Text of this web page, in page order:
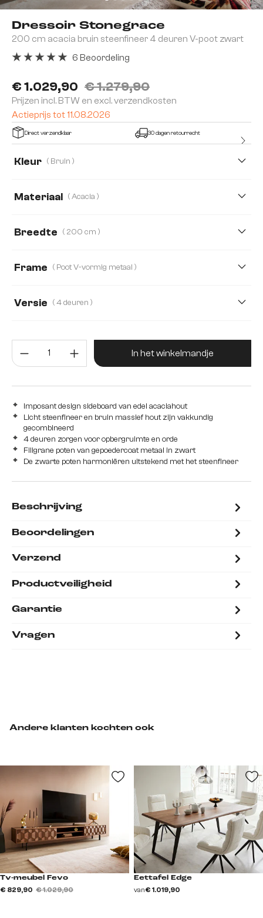
Dressoir Stonegrace
200 cm acacia bruin steenfineer 4 deuren V-poot zwart
€ 1.029,90 € 1.279,90
Prijzen incl. BTW en excl. verzendkosten
Actieprijs tot 11.08.2026
6 Beoordeling
Direct verzendklaar 30 dagen retourrecht
Kleur ( Bruin )
Materiaal ( Acacia )
Breedte ( 200 cm )
Frame ( Poot V-vormig metaal )
Versie ( 4 deuren )
4 deuren, 1 vak Producthoeveelheid: Voer de
In het winkelmandje
Imposant design sideboard van edel acaciahout
Licht steenfineer en bruin massief hout zijn vakkundig
gecombineerd
4 deuren zorgen voor opbergruimte en orde
Filigrane poten van gepoedercoat metaal in zwart
De zwarte poten harmoniëren uitstekend met het steenfineer
Beschrijving
Beoordelingen
Verzend
Productveiligheid
Garantie
Vragen
Andere klanten kochten ook
Tv-meubel Fevo
€ 829,90 € 1.029,90
Eettafel Edge
van€ 1.019,90